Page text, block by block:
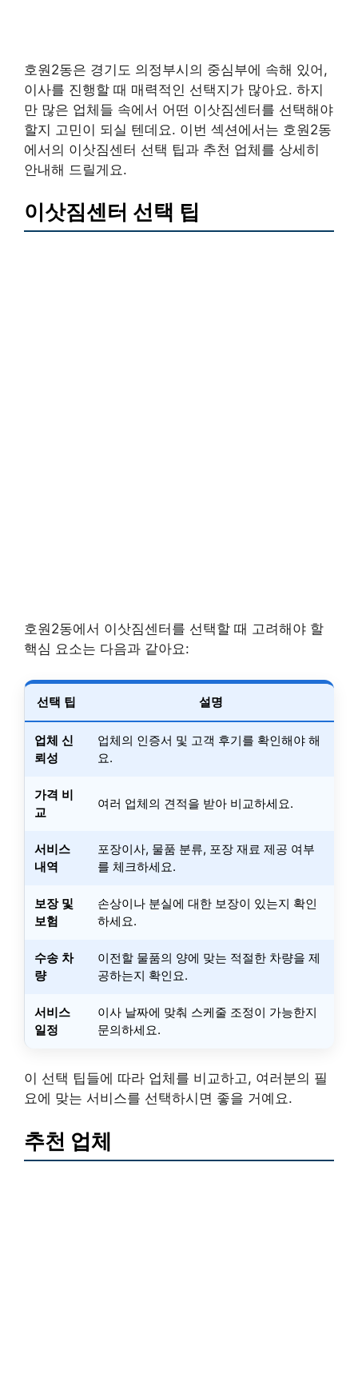
호원2동은 경기도 의정부시의 중심부에 속해 있어,
이사를 진행할 때 매력적인 선택지가 많아요. 하지
만 많은 업체들 속에서 어떤 이삿짐센터를 선택해야
할지 고민이 되실 텐데요. 이번 섹션에서는 호원2동
에서의 이삿짐센터 선택 팁과 추천 업체를 상세히
안내해 드릴게요.
이삿짐센터 선택 팁
호원2동에서 이삿짐센터를 선택할 때 고려해야 할
핵심 요소는 다음과 같아요:
선택 팁 설명
업체 신
뢰성
업체의 인증서 및 고객 후기를 확인해야 해
요.
가격 비
교
여러 업체의 견적을 받아 비교하세요.
서비스
내역
포장이사, 물품 분류, 포장 재료 제공 여부
를 체크하세요.
보장 및
보험
손상이나 분실에 대한 보장이 있는지 확인
하세요.
수송 차
량
이전할 물품의 양에 맞는 적절한 차량을 제
공하는지 확인요.
서비스
일정
이사 날짜에 맞춰 스케줄 조정이 가능한지
문의하세요.
이 선택 팁들에 따라 업체를 비교하고, 여러분의 필
요에 맞는 서비스를 선택하시면 좋을 거예요.
추천 업체